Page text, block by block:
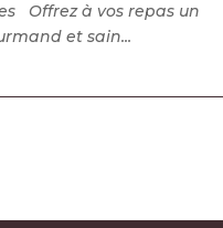
Offrez à vos repas un
et sain...